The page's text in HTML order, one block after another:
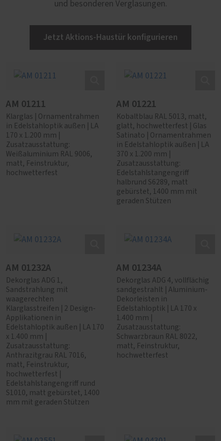
und besonderen Verglasungen.
Jetzt Aktions-Haustür konfigurieren
AM 01211
Klarglas | Ornamentrahmen
in Edelstahloptik außen | LA
170 x 1.200 mm |
Zusatzausstattung:
Weißaluminium RAL 9006,
matt, Feinstruktur,
hochwetterfest
AM 01221
Kobaltblau RAL 5013, matt,
glatt, hochwetterfest | Glas
Satinato | Ornamentrahmen
in Edelstahloptik außen | LA
370 x 1.200 mm |
Zusatzausstattung:
Edelstahlstangengriff
halbrund S6289, matt
gebürstet, 1400 mm mit
geraden Stützen
AM 01232A
Dekorglas ADG 1,
Sandstrahlung mit
waagerechten
Klarglasstreifen | 2 Design-
Applikationen in
Edelstahloptik außen | LA 170
x 1.400 mm |
Zusatzausstattung:
Anthrazitgrau RAL 7016,
matt, Feinstruktur,
hochwetterfest |
Edelstahlstangengriff rund
S1010, matt gebürstet, 1400
mm mit geraden Stützen
AM 01234A
Dekorglas ADG 4, vollflächig
sandgestrahlt | Aluminium-
Dekorleisten in
Edelstahloptik | LA 170 x
1.400 mm |
Zusatzausstattung:
Schwarzbraun RAL 8022,
matt, Feinstruktur,
hochwetterfest